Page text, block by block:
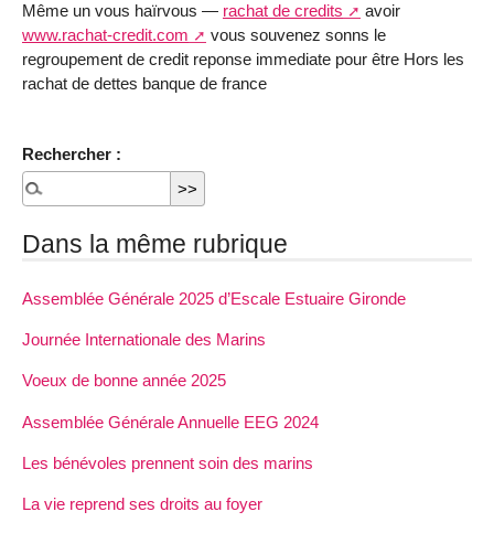
Même un vous haïrvous — rachat de credits
avoir
www.rachat-credit.com
vous souvenez sonns le
regroupement de credit reponse immediate pour être Hors les
rachat de dettes banque de france
Rechercher :
Dans la même rubrique
Assemblée Générale 2025 d’Escale Estuaire Gironde
Journée Internationale des Marins
Voeux de bonne année 2025
Assemblée Générale Annuelle EEG 2024
Les bénévoles prennent soin des marins
La vie reprend ses droits au foyer